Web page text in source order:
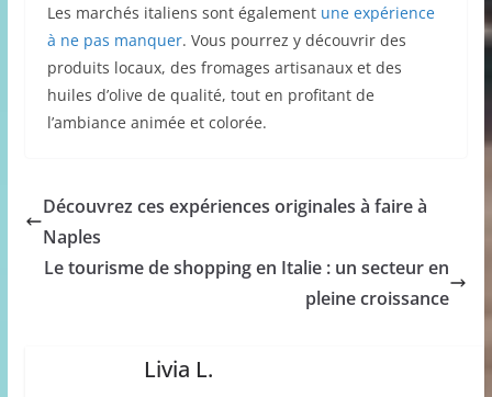
Les marchés italiens sont également une expérience
à ne pas manquer. Vous pourrez y découvrir des
produits locaux, des fromages artisanaux et des
huiles d’olive de qualité, tout en profitant de
l’ambiance animée et colorée.
Découvrez ces expériences originales à faire à
Naples
Le tourisme de shopping en Italie : un secteur en
pleine croissance
Livia L.